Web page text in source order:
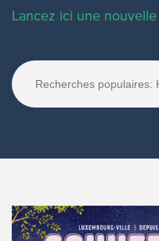
Lancez ici une